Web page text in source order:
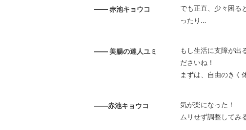
—— 赤池キョウコ
でも正直、少々困る
ったり…
—— 美腸の達人ユミ
もし生活に支障が出
ださいね！
まずは、自由のきく
——赤池キョウコ
気が楽になった！
ムリせず調整してみ